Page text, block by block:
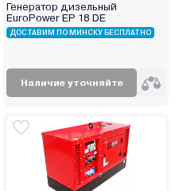
Генератор дизельный
EuroPower EP 18 DE
ДОСТАВИМ ПО МИНСКУ БЕСПЛАТНО
Наличие уточняйте